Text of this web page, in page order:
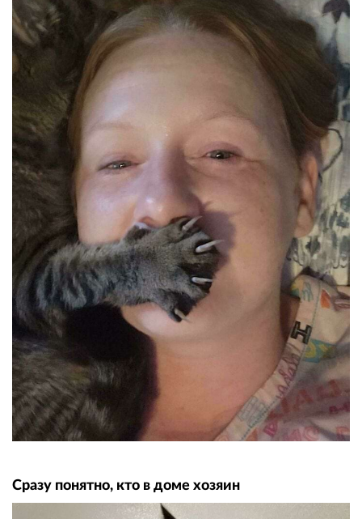
Сразу понятно, кто в доме хозяин